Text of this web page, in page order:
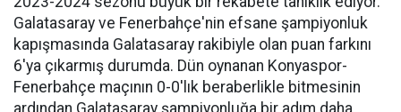
Galatasaray ve Fenerbahçe'nin efsane şampiyonluk
kapışmasında Galatasaray rakibiyle olan puan farkını
6'ya çıkarmış durumda. Dün oynanan Konyaspor-
Fenerbahçe maçının 0-0'lık beraberlikle bitmesinin
ardından Galatasaray şampiyonluğa bir adım daha